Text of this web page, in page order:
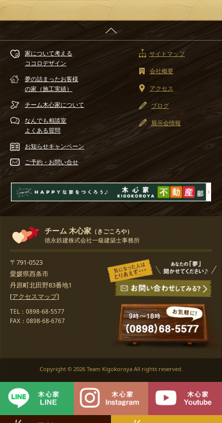
家について考える
ココロデザイン
夢の詰まったお客様
の家（施工実績）
チーム木心家について
なんでも相談室
よくある質問
お知らせキャンペーン
ご予約・ お問い合せ
サイトマップ
会社概要
アクセス
ブログ
展示会情報
チーム 木心家 （きごころや）
徳永鉄建株式会社一級建築士事務所
〒791-0523
愛媛県西条市
丹原町北田野83番地1
[アクセスマップ]
TEL：0898-68-5577
FAX：0898-68-6767
Copyright © 2026 Team Kigokoroya All rights reserved.